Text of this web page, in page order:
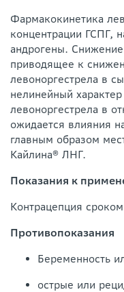
Фармакокинетика
концентрации ГСПГ,
андрогены.
приводящее к
левоноргестрела в
нелинейный
левоноргестрела в
ожидается влияния
главным образом
Кайлина® ЛНГ.
Показания к
Контрацепция
Противопоказания
Беременность
острые или